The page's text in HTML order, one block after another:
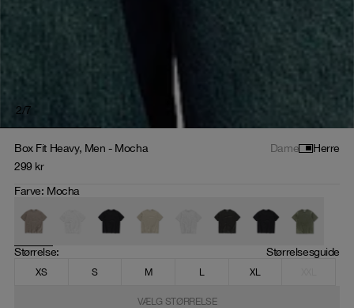
2/7
Box Fit Heavy, Men - Mocha Dame
Herre
299 kr
Farve: Mocha
Størrelse: Størrelsesguide
XS S M L XL
VÆLG STØRRELSE